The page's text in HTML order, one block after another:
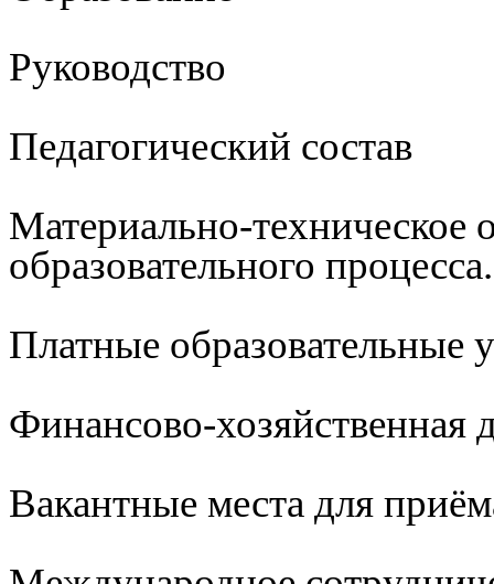
Руководство
Педагогический состав
Материально-техническое
образовательного
Платные образовательные
Финансово-хозяйственная
Вакантные места для